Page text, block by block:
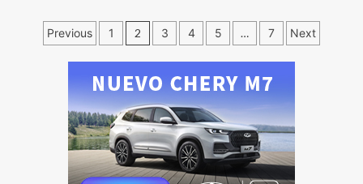
Previous 1 2 3 4 5 … 7 Next